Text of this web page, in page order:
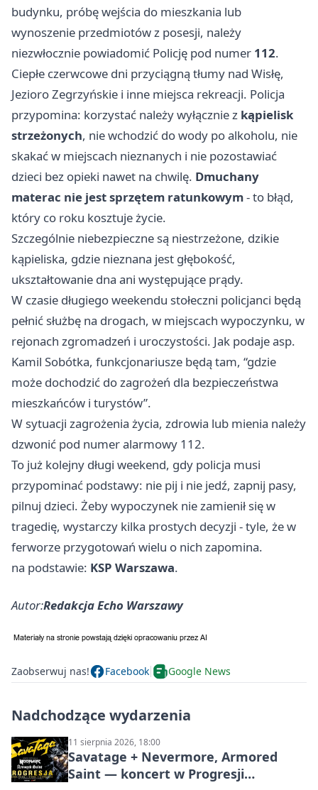
budynku, próbę wejścia do mieszkania lub
wynoszenie przedmiotów z posesji, należy
niezwłocznie powiadomić Policję pod numer 112.
Ciepłe czerwcowe dni przyciągną tłumy nad Wisłę,
Jezioro Zegrzyńskie i inne miejsca rekreacji. Policja
przypomina: korzystać należy wyłącznie z kąpielisk
strzeżonych, nie wchodzić do wody po alkoholu, nie
skakać w miejscach nieznanych i nie pozostawiać
dzieci bez opieki nawet na chwilę. Dmuchany
materac nie jest sprzętem ratunkowym- to błąd,
który co roku kosztuje życie.
Szczególnie niebezpieczne są niestrzeżone, dzikie
kąpieliska, gdzie nieznana jest głębokość,
ukształtowanie dna ani występujące prądy.
W czasie długiego weekendu stołeczni policjanci będą
pełnić służbę na drogach, w miejscach wypoczynku, w
rejonach zgromadzeń i uroczystości. Jak podaje asp.
Kamil Sobótka, funkcjonariusze będą tam, “gdzie
może dochodzić do zagrożeń dla bezpieczeństwa
mieszkańców i turystów”.
W sytuacji zagrożenia życia, zdrowia lub mienia należy
dzwonić pod numer alarmowy 112.
To już kolejny długi weekend, gdy policja musi
przypominać podstawy: nie pij i nie jedź, zapnij pasy,
pilnuj dzieci. Żeby wypoczynek nie zamienił się w
tragedię, wystarczy kilka prostych decyzji - tyle, że w
ferworze przygotowań wielu o nich zapomina.
na podstawie: KSP Warszawa.
Autor:Redakcja Echo Warszawy
Zaobserwuj nas! Facebook Google News
Nadchodzące wydarzenia
11 sierpnia 2026, 18:00
Savatage + Nevermore, Armored
Saint — koncert w Progresji